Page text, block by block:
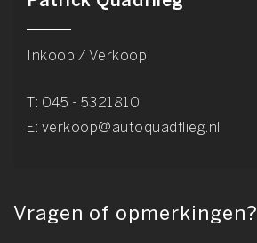
Inkoop / Verkoop
T: 045 - 5321810
E: verkoop@autoquadflieg.nl
Vragen of opmerkingen?